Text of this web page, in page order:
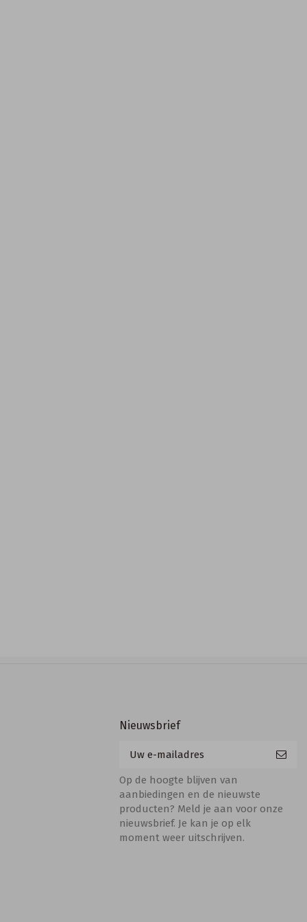
Nieuwsbrief
Op de hoogte blijven van
aanbiedingen en de nieuwste
producten? Meld je aan voor onze
nieuwsbrief. Je kan je op elk
moment weer uitschrijven.